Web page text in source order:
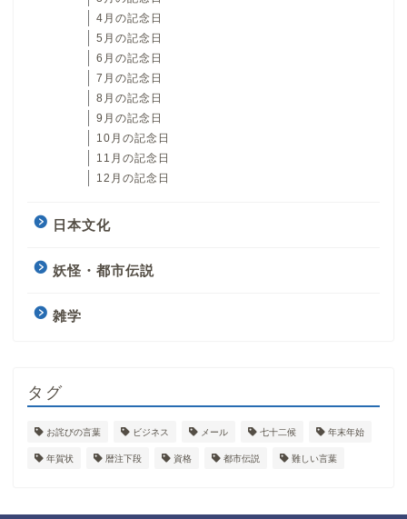
4月の記念日
5月の記念日
6月の記念日
7月の記念日
8月の記念日
9月の記念日
10月の記念日
11月の記念日
12月の記念日
日本文化
妖怪・都市伝説
雑学
タグ
お詫びの言葉 ビジネス メール 七十二候 年末年始
年賀状 暦注下段 資格 都市伝説 難しい言葉